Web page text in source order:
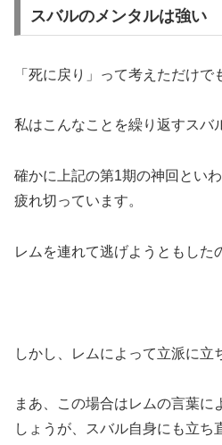
スバルのメンタルは強い
「死に戻り」って考えただけで
私はこんなことを繰り返すスバ
確かに上記の第1期の神回とい
疲れ切っています。
レムを連れて逃げようともした
しかし、レムによって立派に立
まあ、この場合はレムの言葉に
しょうが、スバル自身にも立ち